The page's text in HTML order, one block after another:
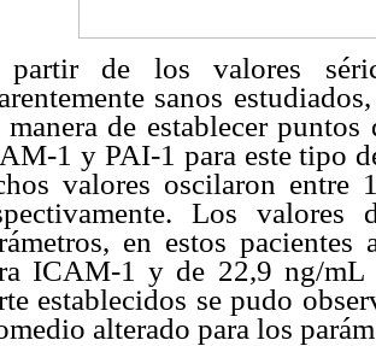
de los valores
sanos
de establecer
1 y PAI-1 para este tipo
valores oscilaron
Los valores
en estos
ICAM-1 y de 22,9 ng/mL
establecidos se pudo
alterado para los